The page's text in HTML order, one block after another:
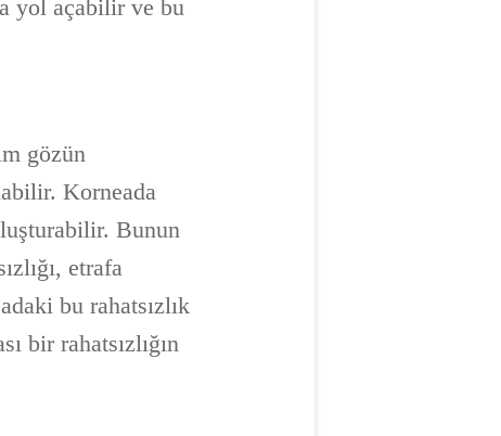
yol açabilir ve bu
gözün
Korneada
Bunun
etrafa
bu rahatsızlık
bir rahatsızlığın